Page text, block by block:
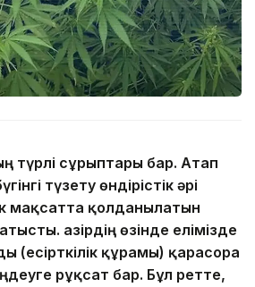
түрлі сұрыптары бар. Атап
түзету өндірістік әрі
мақсатта қолданылатын
Қазірдің өзінде елімізде
(есірткілік құрамы) қарасора
рұқсат бар. Бұл ретте,